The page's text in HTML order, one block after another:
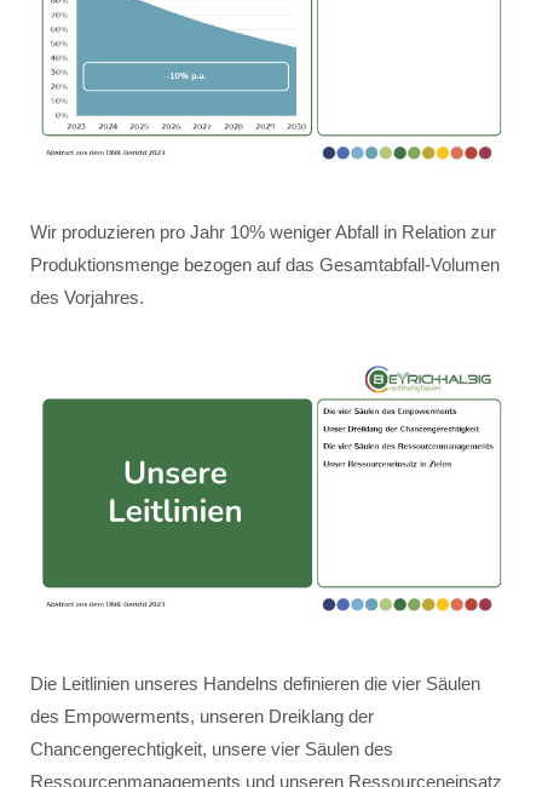
Wir produzieren pro Jahr 10% weniger Abfall in Relation zur
Produktionsmenge bezogen auf das Gesamtabfall-Volumen
des Vorjahres.
Die Leitlinien unseres Handelns definieren die vier Säulen
des Empowerments, unseren Dreiklang der
Chancengerechtigkeit, unsere vier Säulen des
Ressourcenmanagements und unseren Ressourceneinsatz